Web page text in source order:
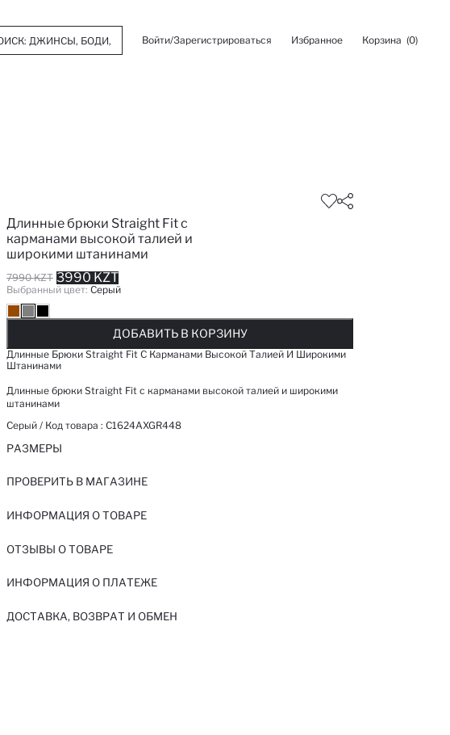
Войти/Зарегистрироваться Избранное Корзина (0)
Длинные брюки Straight Fit с
карманами высокой талией и
широкими штанинами
7990 KZT 3990 KZT
Выбранный цвет: Серый
ДОБАВИТЬ В КОРЗИНУ
Длинные Брюки Straight Fit С Карманами Высокой Талией И Широкими
Штанинами
Длинные брюки Straight Fit с карманами высокой талией и широкими
штанинами
Серый / Код товара : C1624AXGR448
РАЗМЕРЫ
ПРОВЕРИТЬ В МАГАЗИНЕ
ИНФОРМАЦИЯ О ТОВАРЕ
ОТЗЫВЫ О ТОВАРЕ
ИНФОРМАЦИЯ О ПЛАТЕЖЕ
ДОСТАВКА, ВОЗВРАТ И ОБМЕН